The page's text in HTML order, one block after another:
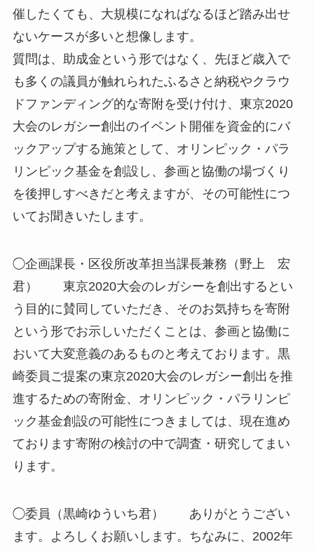
催したくても、大規模になればなるほど踏み出せ
ないケースが多いと想像します。
質問は、助成金という形ではなく、先ほど歳入で
も多くの議員が触れられたふるさと納税やクラウ
ドファンディング的な寄附を受け付け、東京2020
大会のレガシー創出のイベント開催を資金的にバ
ックアップする施策として、オリンピック・パラ
リンピック基金を創設し、参画と協働の場づくり
を後押しすべきだと考えますが、その可能性につ
いてお聞きいたします。
◯企画課長・区役所改革担当課長兼務（野上 宏
君） 東京2020大会のレガシーを創出するとい
う目的に賛同していただき、そのお気持ちを寄附
という形でお示しいただくことは、参画と協働に
おいて大変意義のあるものと考えております。黒
崎委員ご提案の東京2020大会のレガシー創出を推
進するための寄附金、オリンピック・パラリンピ
ック基金創設の可能性につきましては、現在進め
ております寄附の検討の中で調査・研究してまい
ります。
◯委員（黒崎ゆういち君） ありがとうござい
ます。よろしくお願いします。ちなみに、2002年